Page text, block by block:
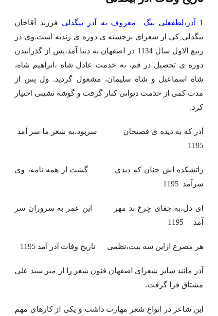
1_ آذر،لطفعلی بیگ معروف به آذر بیگدلی فرزند آقاخان
بیگدلی ِکی از شعرای برجسته ی دوره ی زندیه است.وی در
ربیع الاول سال 1134 در اصفهان به دنیا آمد،پس از گذرانیدن
دوره ی تحصیل در قم، به خدمت عادل شاه ،ابراهیم شاه،
شاه اسماعیل و شاه سلیمان، مشغول گردید. ول پس از
مدت کمی از خدمت دیوانی کنار گرفت و گوشه نشینی اختیار
کرد.
آذر که به دیده ی فصیحان سربود،به شعر ما سر آمد
1195
زاتشکده اش چنان که دیدی گشت از همه نامه، وی
سرآمد 1195
ای دل،به جفای چرخ بد مهر این عمر به سروران سر
آمد 1195
هر مصرع ازاین سه بیت،نظمی تاریخ وفات آذر آمد 1195
آذر مانند سایر شعرای اصفهان فنون شعر را از میر سید علی
مشتاق فرا گرفت.
این شاعر در انواع شعر مهارت داشت و یکی از کارهای مهم